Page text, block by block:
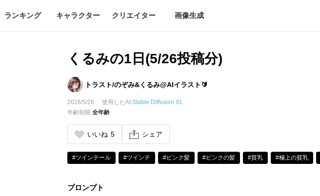
ランキング キャラクター クリエイター 画像生成
くるみの1日(5/26投稿分)
トラスト/のぞみ&くるみ@AIイラスト🔰
2026/5/26 使用したAIStable Diffusion XL
年齢制限全年齢
いいね 5 シェア
#ツインテール #ツインテ #ピンク髪 #ピンクの髪 #貧乳 #極上の貧乳
プロンプト